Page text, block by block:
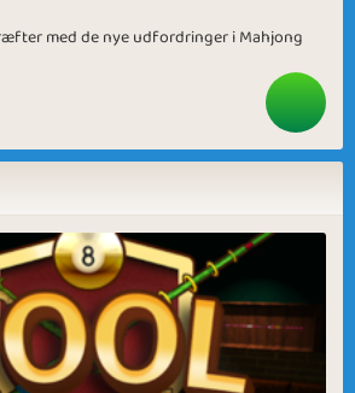
med de nye udfordringer i Mahjong